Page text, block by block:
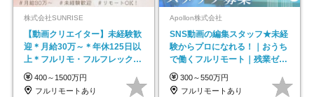
株式会社SUNRISE
【動画クリエイター】未経験歓
迎＊月給30万～＊年休125日以
上＊フルリモ・フルフレックス
◆10名の採用が決定◆
400～1500万円
フルリモートあり
Apollon株式会社
SNS動画の編集スタッフ★未経
験からプロになれる！｜おうち
で働くフルリモート｜残業ゼロ
で18時退勤◎
300～550万円
フルリモートあり